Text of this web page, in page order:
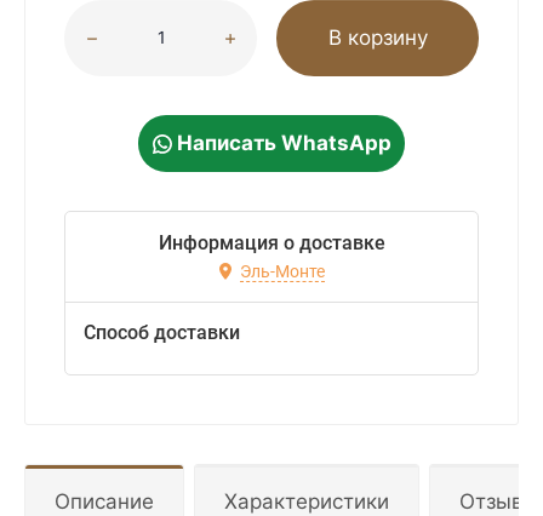
В корзину
Написать WhatsApp
Информация о доставке
Эль-Монте
Способ доставки
Описание Характеристики